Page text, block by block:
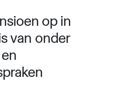
op in
van onder